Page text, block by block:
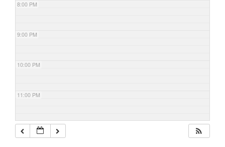
8:00 PM
9:00 PM
10:00 PM
11:00 PM